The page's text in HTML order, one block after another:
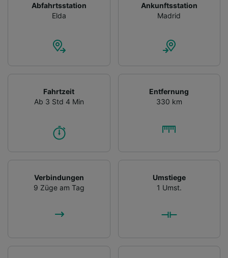
Abfahrtsstation
Elda
Ankunftsstation
Madrid
Fahrtzeit
Ab 3 Std 4 Min
Entfernung
330 km
Verbindungen
9 Züge am Tag
Umstiege
1 Umst.